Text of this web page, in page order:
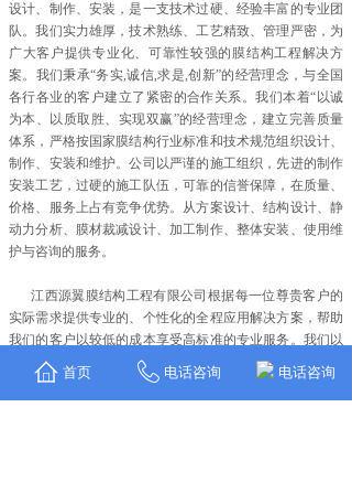
设计、制作、安装，是一支技术过硬、经验丰富的专业团
队。我们实力雄厚，技术熟练、工艺精致、管理严密，为
广大客户提供专业化、可靠性较强的膜结构工程解决方
案。我们秉承“务实,诚信,求是,创新”的经营理念，与全国
各行各业的客户建立了紧密的合作关系。我们本着“以诚
为本、以质取胜、实现双赢”的经营理念，建立完善质量
体系，严格按国家膜结构行业标准和技术规范组织设计、
制作、安装和维护。公司以严谨的施工组织，先进的制作
安装工艺，过硬的施工队伍，可靠的信誉保障，在质量、
价格、服务上占有竞争优势。从方案设计、结构设计、静
动力分析、膜材裁减设计、加工制作、整体安装、使用维
护与咨询的服务。
江西源翼膜结构工程有限公司根据每一位尊贵客户的
实际需求提供专业的、个性化的全程应用解决方案，帮助
我们的客户以较低的成本享受高标准的专业服务。我们以
优惠的价格，优质的产品和完善的服务来满足广大用户的
需求。依靠创新和优良的品质，与您共创美好灿烂的明天!
首页 电话咨询 电话咨询